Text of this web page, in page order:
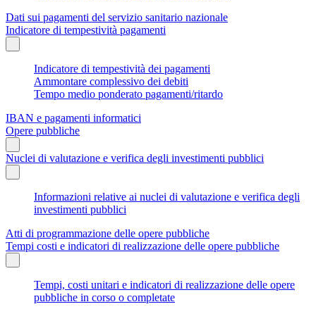
Dati sui pagamenti del servizio sanitario nazionale
Indicatore di tempestività pagamenti
Indicatore di tempestività dei pagamenti
Ammontare complessivo dei debiti
Tempo medio ponderato pagamenti/ritardo
IBAN e pagamenti informatici
Opere pubbliche
Nuclei di valutazione e verifica degli investimenti pubblici
Informazioni relative ai nuclei di valutazione e verifica degli
investimenti pubblici
Atti di programmazione delle opere pubbliche
Tempi costi e indicatori di realizzazione delle opere pubbliche
Tempi, costi unitari e indicatori di realizzazione delle opere
pubbliche in corso o completate